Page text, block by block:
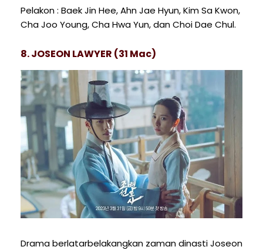
Pelakon : Baek Jin Hee, Ahn Jae Hyun, Kim Sa Kwon,
Cha Joo Young, Cha Hwa Yun, dan Choi Dae Chul.
8. JOSEON LAWYER (31 Mac)
Drama berlatarbelakangkan zaman dinasti Joseon